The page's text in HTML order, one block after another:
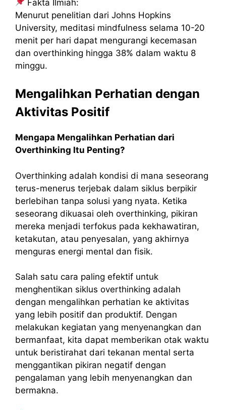
Fakta Ilmiah:
Menurut penelitian dari Johns Hopkins
University, meditasi mindfulness selama 10-20
menit per hari dapat mengurangi kecemasan
dan overthinking hingga 38% dalam waktu 8
minggu.
Mengalihkan Perhatian dengan
Aktivitas Positif
Mengapa Mengalihkan Perhatian dari
Overthinking Itu Penting?
Overthinking adalah kondisi di mana seseorang
terus-menerus terjebak dalam siklus berpikir
berlebihan tanpa solusi yang nyata. Ketika
seseorang dikuasai oleh overthinking, pikiran
mereka menjadi terfokus pada kekhawatiran,
ketakutan, atau penyesalan, yang akhirnya
menguras energi mental dan fisik.
Salah satu cara paling efektif untuk
menghentikan siklus overthinking adalah
dengan mengalihkan perhatian ke aktivitas
yang lebih positif dan produktif. Dengan
melakukan kegiatan yang menyenangkan dan
bermanfaat, kita dapat memberikan otak waktu
untuk beristirahat dari tekanan mental serta
menggantikan pikiran negatif dengan
pengalaman yang lebih menyenangkan dan
bermakna.